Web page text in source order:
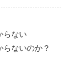
らない
ないのか？